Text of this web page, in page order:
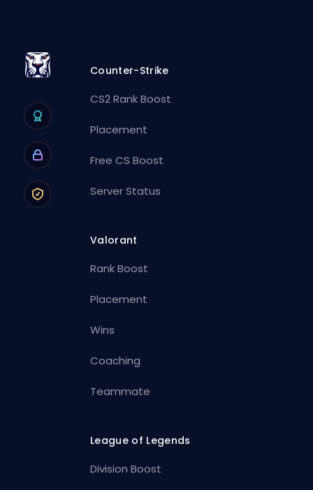
Counter-Strike
CS2 Rank Boost
Placement
Free CS Boost
Server Status
Valorant
Rank Boost
Placement
Wins
Coaching
Teammate
League of Legends
Division Boost